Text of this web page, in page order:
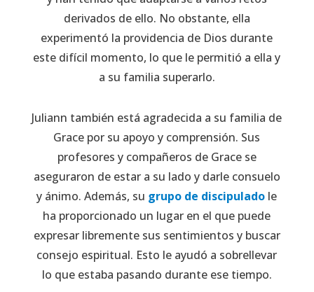
derivados de ello. No obstante, ella
experimentó la providencia de Dios durante
este difícil momento, lo que le permitió a ella y
a su familia superarlo.
Juliann también está agradecida a su familia de
Grace por su apoyo y comprensión. Sus
profesores y compañeros de Grace se
aseguraron de estar a su lado y darle consuelo
y ánimo. Además, su grupo de discipulado le
ha proporcionado un lugar en el que puede
expresar libremente sus sentimientos y buscar
consejo espiritual. Esto le ayudó a sobrellevar
lo que estaba pasando durante ese tiempo.